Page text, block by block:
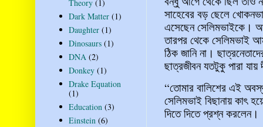
সাহেবের বড় ছেলে
এসেছেন সেলিমভাইকে।
তারপর থেকে সেলিমভাই
ঠিক জানি না।
ছাত্রজীবন যতটুকু পারা যায়
“তোমার বালিশের এই
সেলিমভাই বিছানায় কাৎ
দিতে দিতে প্রশ্ন করলেন।
Theory (1)
Dark Matter (1)
Daughter (1)
Dinosaurs (1)
DNA (2)
Donkey (1)
Drake Equation
(1)
Education (3)
Einstein (6)